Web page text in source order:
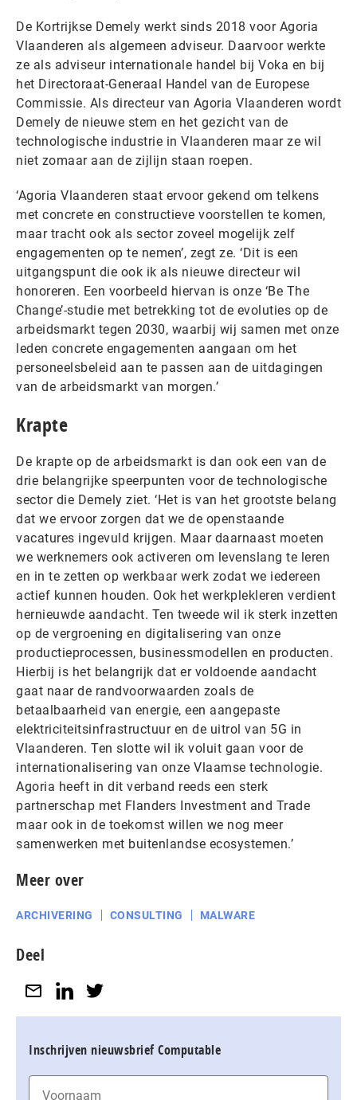
De Kortrijkse Demely werkt sinds 2018 voor Agoria
Vlaanderen als algemeen adviseur. Daarvoor werkte
ze als adviseur internationale handel bij Voka en bij
het Directoraat-Generaal Handel van de Europese
Commissie. Als directeur van Agoria Vlaanderen wordt
Demely de nieuwe stem en het gezicht van de
technologische industrie in Vlaanderen maar ze wil
niet zomaar aan de zijlijn staan roepen.
‘Agoria Vlaanderen staat ervoor gekend om telkens
met concrete en constructieve voorstellen te komen,
maar tracht ook als sector zoveel mogelijk zelf
engagementen op te nemen’, zegt ze. ‘Dit is een
uitgangspunt die ook ik als nieuwe directeur wil
honoreren. Een voorbeeld hiervan is onze ‘Be The
Change’-studie met betrekking tot de evoluties op de
arbeidsmarkt tegen 2030, waarbij wij samen met onze
leden concrete engagementen aangaan om het
personeelsbeleid aan te passen aan de uitdagingen
van de arbeidsmarkt van morgen.’
Krapte
De krapte op de arbeidsmarkt is dan ook een van de
drie belangrijke speerpunten voor de technologische
sector die Demely ziet. ‘Het is van het grootste belang
dat we ervoor zorgen dat we de openstaande
vacatures ingevuld krijgen. Maar daarnaast moeten
we werknemers ook activeren om levenslang te leren
en in te zetten op werkbaar werk zodat we iedereen
actief kunnen houden. Ook het werkplekleren verdient
hernieuwde aandacht. Ten tweede wil ik sterk inzetten
op de vergroening en digitalisering van onze
productieprocessen, businessmodellen en producten.
Hierbij is het belangrijk dat er voldoende aandacht
gaat naar de randvoorwaarden zoals de
betaalbaarheid van energie, een aangepaste
elektriciteitsinfrastructuur en de uitrol van 5G in
Vlaanderen. Ten slotte wil ik voluit gaan voor de
internationalisering van onze Vlaamse technologie.
Agoria heeft in dit verband reeds een sterk
partnerschap met Flanders Investment and Trade
maar ook in de toekomst willen we nog meer
samenwerken met buitenlandse ecosystemen.’
Meer over
ARCHIVERING CONSULTING MALWARE
Deel
Inschrijven nieuwsbrief Computable